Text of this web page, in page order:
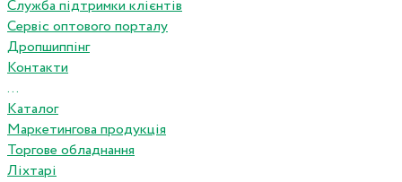
Служба підтримки клієнтів
Сервіс оптового порталу
Дропшиппінг
Контакти
...
Каталог
Маркетингова продукція
Торгове обладнання
Ліхтарі